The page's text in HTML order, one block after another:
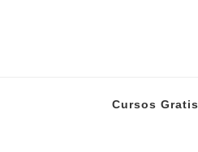
Cursos Gratis